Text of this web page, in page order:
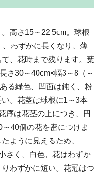
高さ15～22.5cm。球根
わずかに長くなり、薄
、花時まで残ります。葉
さ30～40cm×幅3～8（～
る緑色、凹面は鈍く、粉
。花茎は球根に1～3本
序は花茎の上につき、円
40個の花を密につけま
ように見えるため、
さく、白色。花はわずか
わずかに短い。花冠はつ